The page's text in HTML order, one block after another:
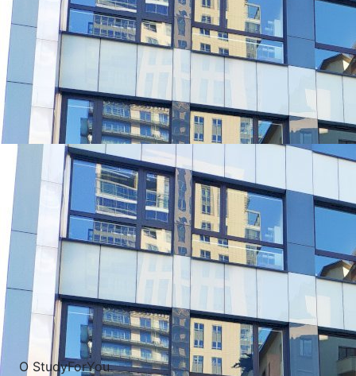
УНИВЕРСИТЕТЫ, КОТОРЫЕ ЧАЩЕ ВСЕГО ВЫБИРАЮТ
О StudyForYou